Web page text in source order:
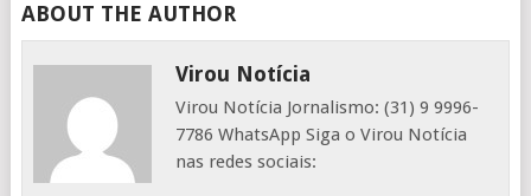
ABOUT THE AUTHOR
Virou Notícia
Virou Notícia Jornalismo: (31) 9 9996-
7786 WhatsApp Siga o Virou Notícia
nas redes sociais: